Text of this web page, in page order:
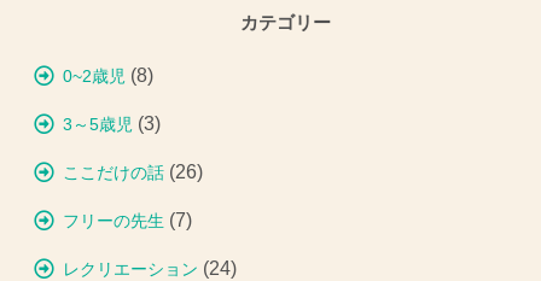
カテゴリー
0~2歳児 (8)
3～5歳児 (3)
ここだけの話 (26)
フリーの先生 (7)
レクリエーション (24)